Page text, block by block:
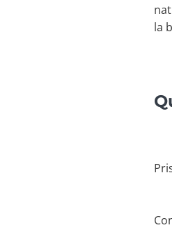
la